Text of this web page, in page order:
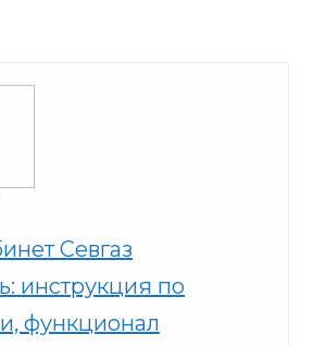
Севгаз
инструкция по
функционал